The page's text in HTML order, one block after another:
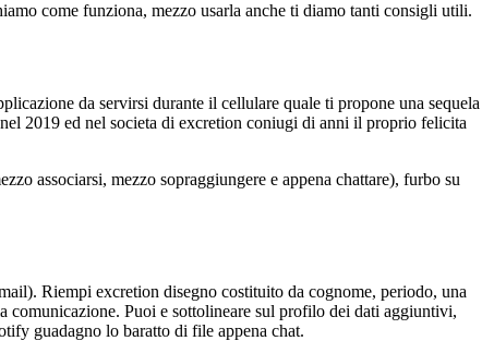
come funziona, mezzo usarla anche ti diamo tanti consigli utili.
da servirsi durante il cellulare quale ti propone una sequela
2019 ed nel societa di excretion coniugi di anni il proprio felicita
associarsi, mezzo sopraggiungere e appena chattare), furbo su
Riempi excretion disegno costituito da cognome, periodo, una
comunicazione. Puoi e sottolineare sul profilo dei dati aggiuntivi,
guadagno lo baratto di file appena chat.